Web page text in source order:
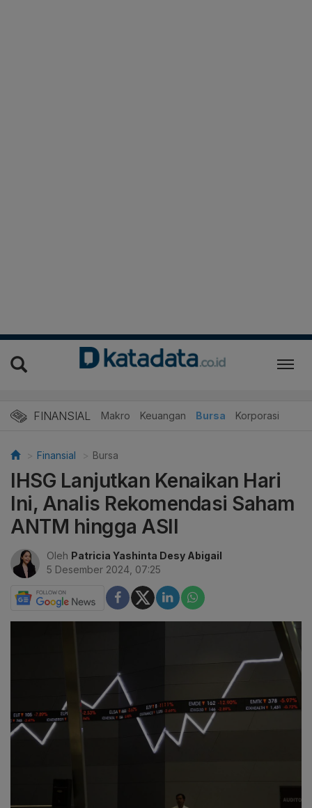
FINANSIAL Makro Keuangan Bursa Korporasi
Finansial Bursa
IHSG Lanjutkan Kenaikan Hari
Ini, Analis Rekomendasi Saham
ANTM hingga ASII
Oleh Patricia Yashinta Desy Abigail
5 Desember 2024, 07:25